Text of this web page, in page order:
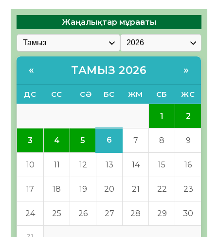
Жаңалықтар мұрағаты
« ТАМЫЗ 2026 »
ДС СС СӘ БС ЖМ СБ ЖС
1 2
3 4 5 6 7 8 9
10 11 12 13 14 15 16
17 18 19 20 21 22 23
24 25 26 27 28 29 30